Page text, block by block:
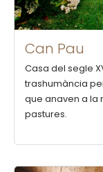
Can Pau
Casa del segle
trashumància
que anaven a la
pastures.